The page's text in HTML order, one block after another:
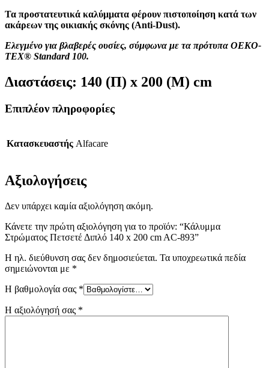
Τα προστατευτικά καλύμματα φέρουν πιστοποίηση κατά των
ακάρεων της οικιακής σκόνης (Anti-Dust).
Ελεγμένο για βλαβερές ουσίες, σύμφωνα με τα πρότυπα OEKO-
TEX® Standard 100.
Διαστάσεις: 140 (Π) x 200 (Μ) cm
Επιπλέον πληροφορίες
Κατασκευαστής Alfacare
Αξιολογήσεις
Δεν υπάρχει καμία αξιολόγηση ακόμη.
Κάνετε την πρώτη αξιολόγηση για το προϊόν: “Κάλυμμα
Στρώματος Πετσετέ Διπλό 140 x 200 cm AC-893”
Η ηλ. διεύθυνση σας δεν δημοσιεύεται. Τα υποχρεωτικά πεδία
σημειώνονται με *
Η βαθμολογία σας *
Η αξιολόγησή σας *